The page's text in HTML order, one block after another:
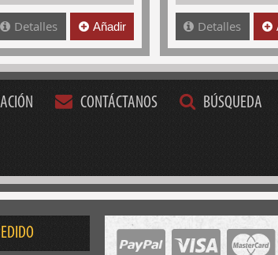
Detalles Añadir Detalles
CONTÁCTANOS BÚSQUEDA